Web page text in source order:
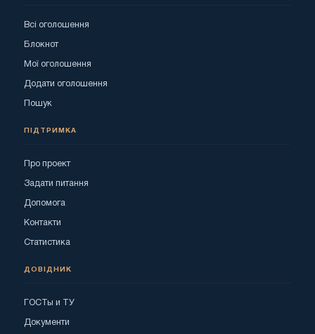
Всі оголошення
Блокнот
Мої оголошення
Додати оголошення
Пошук
ПІДТРИМКА
Про проект
Задати питання
Допомога
Контакти
Статистика
ДОВІДНИК
ГОСТы и ТУ
Документи